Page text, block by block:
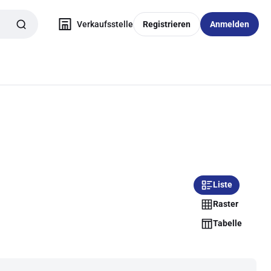
Verkaufsstelle Registrieren Anmelden
Liste
Raster
Tabelle